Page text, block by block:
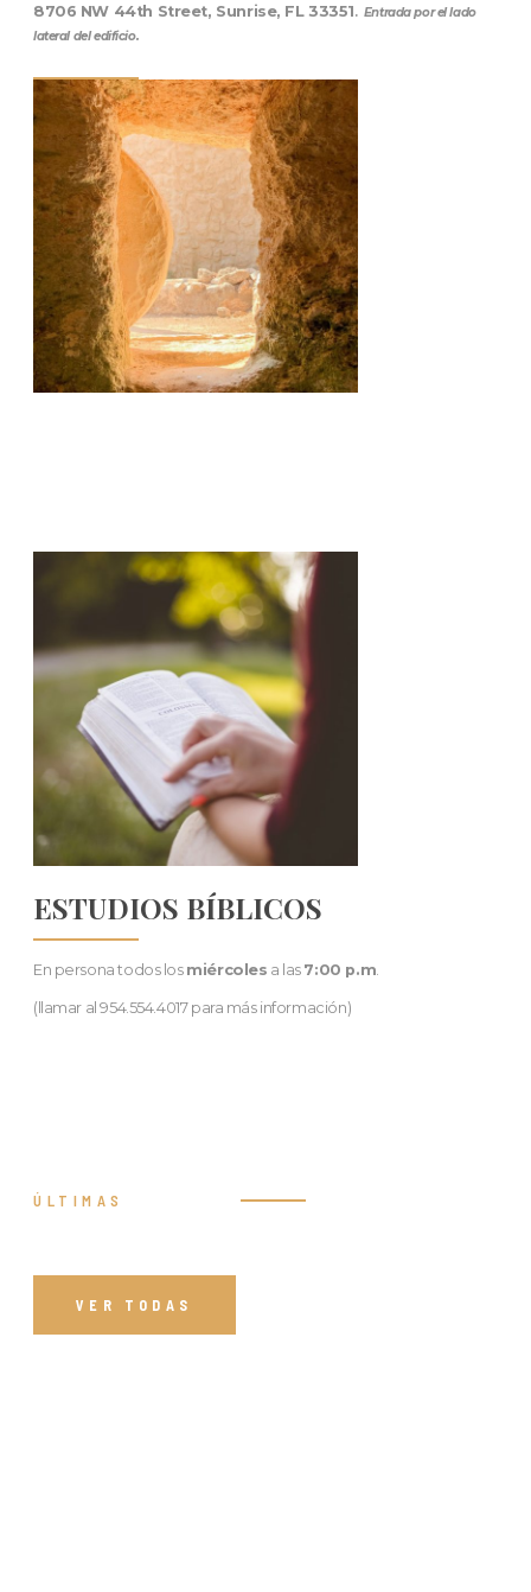
8706 NW 44th Street, Sunrise, FL 33351. Entrada por el lado
lateral del edificio.
ESTUDIOS BÍBLICOS
En persona todos los miércoles a las 7:00 p.m.
(llamar al 954.554.4017 para más información)
ÚLTIMAS
VER TODAS